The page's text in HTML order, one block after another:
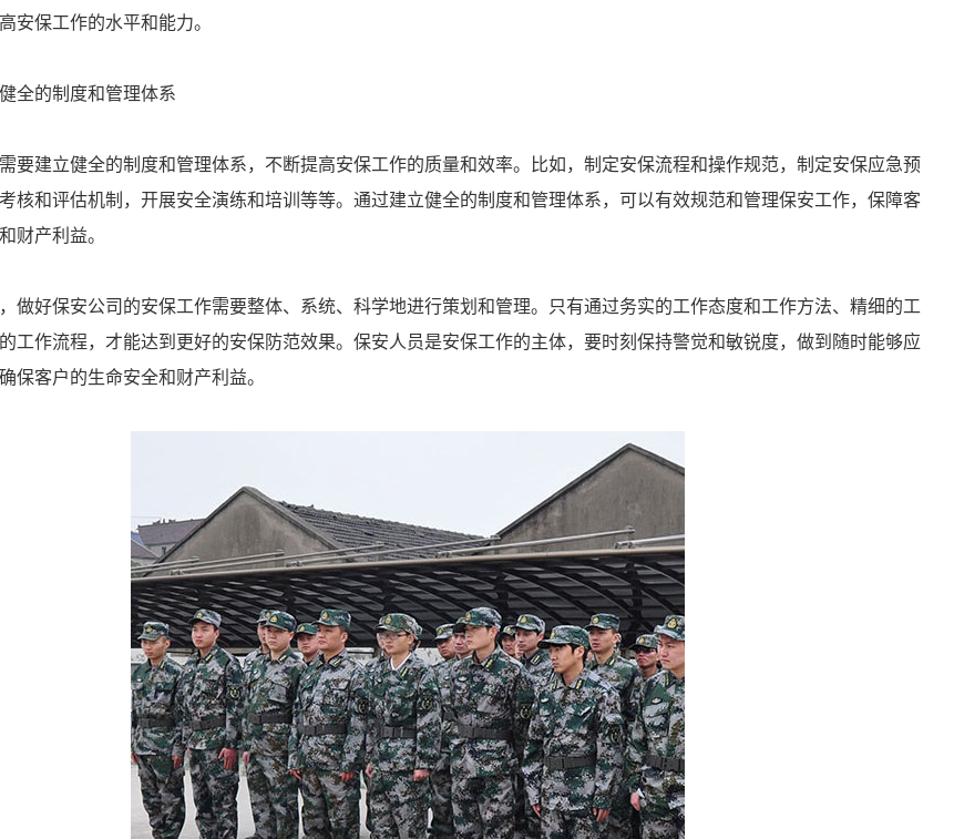
安保工作的水平和能力。
全的制度和管理体系
要建立健全的制度和管理体系，不断提高安保工作的质量和效率。比如，制定安保流程和操作规范，制定安保应急预
核和评估机制，开展安全演练和培训等等。通过建立健全的制度和管理体系，可以有效规范和管理保安工作，保障客
财产利益。
做好保安公司的安保工作需要整体、系统、科学地进行策划和管理。只有通过务实的工作态度和工作方法、精细的工
工作流程，才能达到更好的安保防范效果。保安人员是安保工作的主体，要时刻保持警觉和敏锐度，做到随时能够应
保客户的生命安全和财产利益。